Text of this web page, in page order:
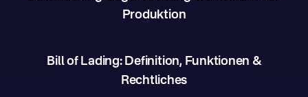
Produktion
Bill of Lading: Definition, Funktionen &
Rechtliches